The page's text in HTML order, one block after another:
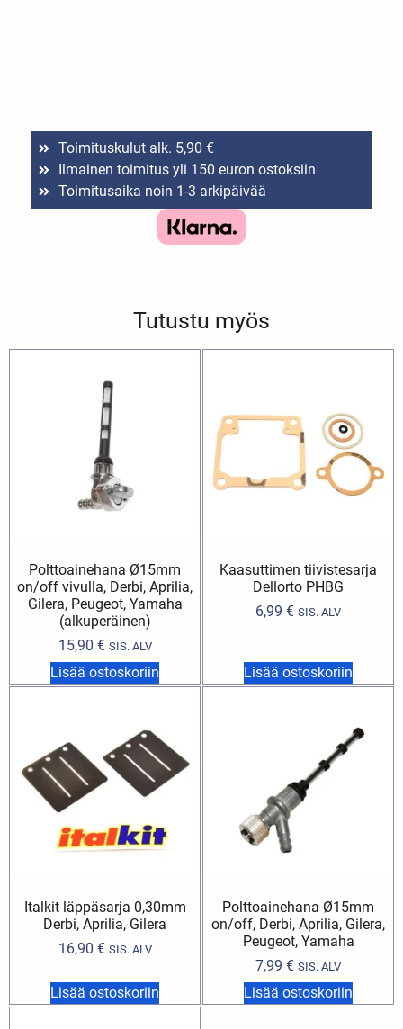
Toimituskulut alk. 5,90 €
Ilmainen toimitus yli 150 euron ostoksiin
Toimitusaika noin 1-3 arkipäivää
Tutustu myös
Polttoainehana Ø15mm
on/off vivulla, Derbi, Aprilia,
Gilera, Peugeot, Yamaha
(alkuperäinen)
15,90 € SIS. ALV
Lisää ostoskoriin
Kaasuttimen tiivistesarja
Dellorto PHBG
6,99 € SIS. ALV
Lisää ostoskoriin
Italkit läppäsarja 0,30mm
Derbi, Aprilia, Gilera
16,90 € SIS. ALV
Lisää ostoskoriin
Polttoainehana Ø15mm
on/off, Derbi, Aprilia, Gilera,
Peugeot, Yamaha
7,99 € SIS. ALV
Lisää ostoskoriin